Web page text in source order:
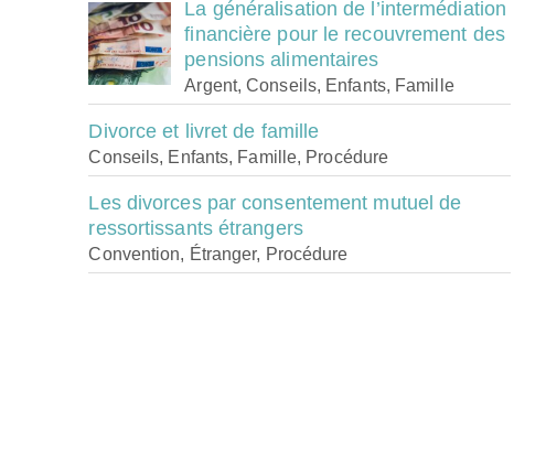
La généralisation de l’intermédiation
financière pour le recouvrement des
pensions alimentaires
Argent, Conseils, Enfants, Famille
Divorce et livret de famille
Conseils, Enfants, Famille, Procédure
Les divorces par consentement mutuel de
ressortissants étrangers
Convention, Étranger, Procédure